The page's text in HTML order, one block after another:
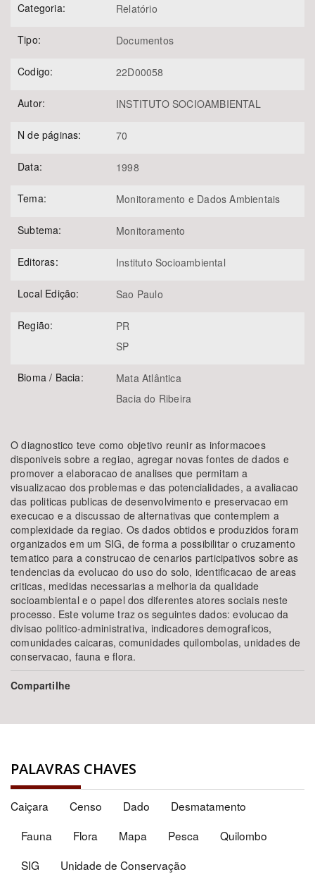
Categoria: Relatório
Tipo: Documentos
Codigo: 22D00058
Autor: INSTITUTO SOCIOAMBIENTAL
N de páginas: 70
Data: 1998
Tema: Monitoramento e Dados Ambientais
Subtema: Monitoramento
Editoras: Instituto Socioambiental
Local Edição: Sao Paulo
Região:
PR
SP
Bioma / Bacia:
Mata Atlântica
Bacia do Ribeira
O diagnostico teve como objetivo reunir as informacoes
disponiveis sobre a regiao, agregar novas fontes de dados e
promover a elaboracao de analises que permitam a
visualizacao dos problemas e das potencialidades, a avaliacao
das politicas publicas de desenvolvimento e preservacao em
execucao e a discussao de alternativas que contemplem a
complexidade da regiao. Os dados obtidos e produzidos foram
organizados em um SIG, de forma a possibilitar o cruzamento
tematico para a construcao de cenarios participativos sobre as
tendencias da evolucao do uso do solo, identificacao de areas
criticas, medidas necessarias a melhoria da qualidade
socioambiental e o papel dos diferentes atores sociais neste
processo. Este volume traz os seguintes dados: evolucao da
divisao politico-administrativa, indicadores demograficos,
comunidades caicaras, comunidades quilombolas, unidades de
conservacao, fauna e flora.
Compartilhe
PALAVRAS CHAVES
Caiçara Censo Dado
Desmatamento
Fauna
Flora Mapa Pesca
Quilombo
SIG
Unidade de Conservação